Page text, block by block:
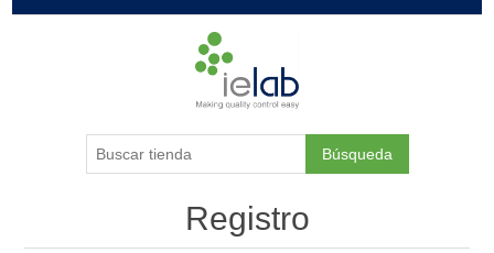
Búsqueda
Registro